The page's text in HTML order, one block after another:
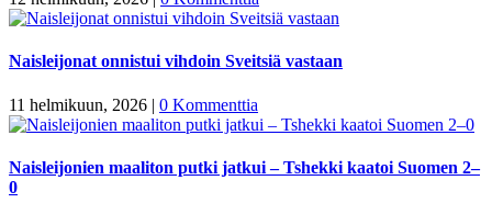
Naisleijonat onnistui vihdoin Sveitsiä vastaan
11 helmikuun, 2026 | 0 Kommenttia
Naisleijonien maaliton putki jatkui – Tshekki kaatoi Suomen 2–
0